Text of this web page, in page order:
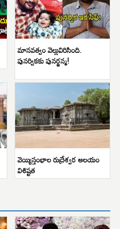
మానవత్వం వెల్లువిరిసింది.
పునర్వికకు పునర్జన్మ!
వెయ్యిస్తంభాల రుద్రేశ్వర ఆలయం
విశిష్టత